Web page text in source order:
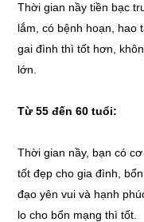
Thời gian nầy tiền bạc
lắm, có bệnh hoạn, hao
gai đình thì tốt hơn,
lớn.
Từ 55 đến 60 tuổi:
Thời gian nầy, bạn có
tốt đẹp cho gia đình,
đạo yên vui và hạnh
lo cho bổn mạng thì tốt.